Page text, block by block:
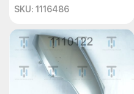
SKU: 1116486